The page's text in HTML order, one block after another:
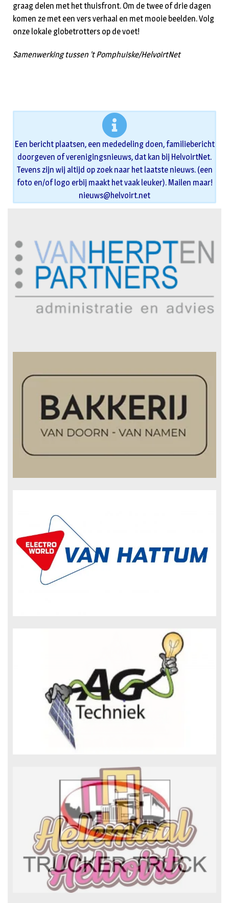
graag delen met het thuisfront. Om de twee of drie dagen
komen ze met een vers verhaal en met mooie beelden. Volg
onze lokale globetrotters op de voet!
Samenwerking tussen ’t Pomphuiske/HelvoirtNet
Een bericht plaatsen, een mededeling doen, familiebericht
doorgeven of verenigingsnieuws, dat kan bij HelvoirtNet.
Tevens zijn wij altijd op zoek naar het laatste nieuws. (een
foto en/of logo erbij maakt het vaak leuker). Mailen maar!
nieuws@helvoirt.net